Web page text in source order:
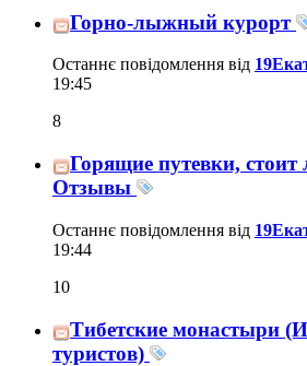
Горно-лыжный курорт
Останнє повідомлення від
19:45
8
Горящие путевки, стоит
Отзывы
Останнє повідомлення від
19:44
10
Тибетские монастыри
туристов)